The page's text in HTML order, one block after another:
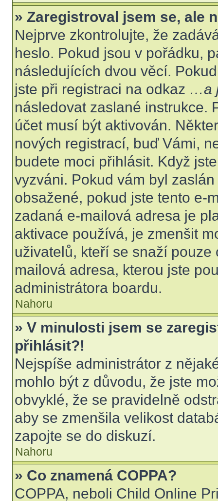
» Zaregistroval jsem se, ale
Nejprve zkontrolujte, že
heslo. Pokud jsou v pořádku,
následujících dvou věcí.
jste při registraci na odkaz …a
následovat zaslané instrukce.
účet musí být aktivován.
nových registrací, buď Vámi,
budete moci přihlásit. Když
vyzváni. Pokud vám byl
obsažené, pokud jste tento e-
zadaná e-mailová adresa je
aktivace používá, je zmenšit
uživatelů, kteří se snaží
mailová adresa, kterou jste
administrátora boardu.
Nahoru
» V minulosti jsem se
přihlásit?!
Nejspíše administrátor z
mohlo být z důvodu, že jste
obvyklé, že se pravidelně
aby se zmenšila velikost
zapojte se do diskuzí.
Nahoru
» Co znamená COPPA?
COPPA, neboli Child Online